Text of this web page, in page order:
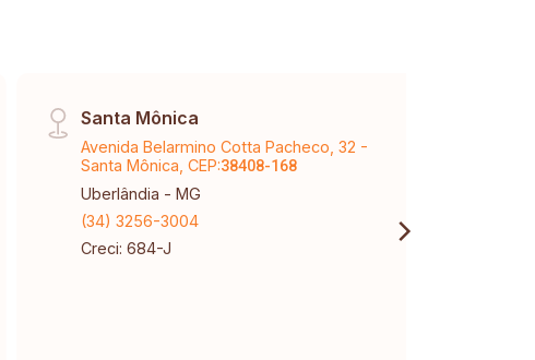
Santa Mônica
Avenida Belarmino Cotta Pacheco, 32 -
Santa Mônica, CEP:38408-168
Uberlândia - MG
(34) 3256-3004
Creci: 684-J